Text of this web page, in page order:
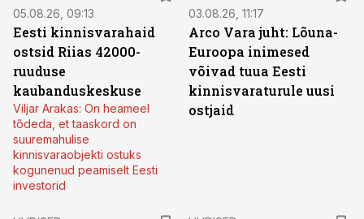
05.08.26, 09:13
Eesti kinnisvarahaid
ostsid Riias 42000-
ruuduse
kaubanduskeskuse
Viljar Arakas: On heameel
tõdeda, et taaskord on
suuremahulise
kinnisvaraobjekti ostuks
kogunenud peamiselt Eesti
investorid
03.08.26, 11:17
Arco Vara juht: Lõuna-
Euroopa inimesed
võivad tuua Eesti
kinnisvaraturule uusi
ostjaid